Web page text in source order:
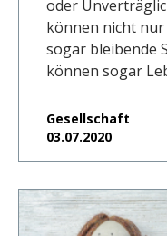
oder
können nicht nur
sogar bleibende
können sogar
Gesellschaft
03.07.2020